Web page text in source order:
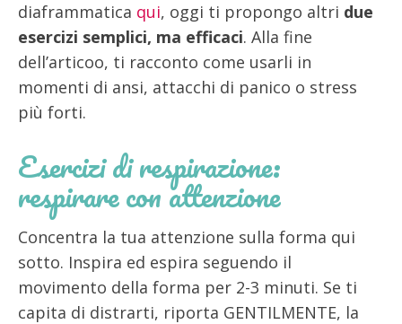
diaframmatica qui, oggi ti propongo altri due
esercizi semplici, ma efficaci. Alla fine
dell’articoo, ti racconto come usarli in
momenti di ansi, attacchi di panico o stress
più forti.
Esercizi di respirazione:
respirare con attenzione
Concentra la tua attenzione sulla forma qui
sotto. Inspira ed espira seguendo il
movimento della forma per 2-3 minuti. Se ti
capita di distrarti, riporta GENTILMENTE, la